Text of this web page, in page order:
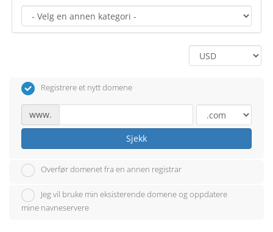
Registrere et nytt domene
www.
Sjekk
Overfør domenet fra en annen registrar
Jeg vil bruke min eksisterende domene og oppdatere
mine navneservere